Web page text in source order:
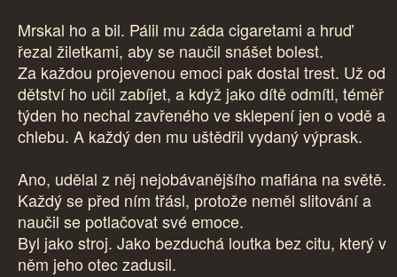
Mrskal ho a bil. Pálil mu záda cigaretami a hruď
řezal žiletkami, aby se naučil snášet bolest.
Za každou projevenou emoci pak dostal trest. Už od
dětství ho učil zabíjet, a když jako dítě odmítl, téměř
týden ho nechal zavřeného ve sklepení jen o vodě a
chlebu. A každý den mu uštědřil vydaný výprask.
Ano, udělal z něj nejobávanějšího mafiána na světě.
Každý se před ním třásl, protože neměl slitování a
naučil se potlačovat své emoce.
Byl jako stroj. Jako bezduchá loutka bez citu, který v
něm jeho otec zadusil.